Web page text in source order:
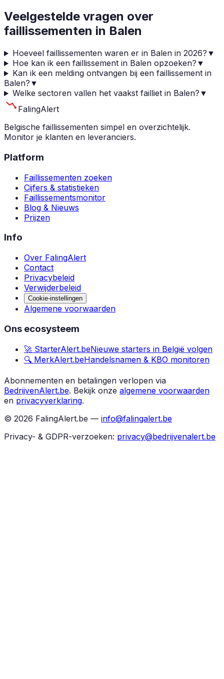
Veelgestelde vragen over
faillissementen in Balen
Hoeveel faillissementen waren er in Balen in 2026? ▼
Hoe kan ik een faillissement in Balen opzoeken? ▼
Kan ik een melding ontvangen bij een faillissement in
Balen? ▼
Welke sectoren vallen het vaakst failliet in Balen? ▼
FalingAlert
Belgische faillissementen simpel en overzichtelijk.
Monitor je klanten en leveranciers.
Platform
Faillissementen zoeken
Cijfers & statistieken
Faillissementsmonitor
Blog & Nieuws
Prijzen
Info
Over FalingAlert
Contact
Privacybeleid
Verwijderbeleid
Cookie-instellingen
Algemene voorwaarden
Ons ecosysteem
🚀 StarterAlert.beNieuwe starters in België volgen
🔍 MerkAlert.beHandelsnamen & KBO monitoren
Abonnementen en betalingen verlopen via
BedrijvenAlert.be. Bekijk onze algemene voorwaarden
en privacyverklaring.
© 2026 FalingAlert.be — info@falingalert.be
Privacy- & GDPR-verzoeken: privacy@bedrijvenalert.be